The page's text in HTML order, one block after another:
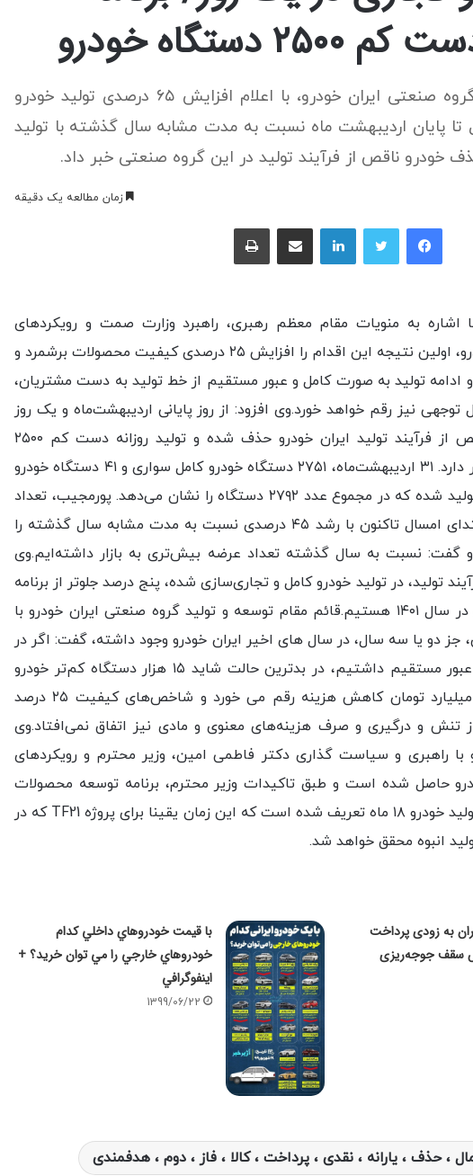
خودرو
قائم مقام توسعه و تولید گروه صنعتی ایران خودرو، با اعلام افزایش ۶۵ درصدی تولید خودرو
تا پایان اردیبهشت ماه نسبت به مدت مشابه سال گذشته با تولید
زمان مطالعه یک دقیقه
فیسبوک لینکداین
اشاره به منویات مقام معظم رهبری، راهبرد وزارت صمت و رویکردهای
مدیرعامل گروه صنعتی ایران‌خودرو، اولین نتیجه این اقدام را افزایش ۲۵ درصدی کیفیت محصولات برشمرد و
تولید به صورت کامل و عبور مستقیم از خط تولید به دست مشتریان،
نیز رقم خواهد خورد.وی افزود: از روز پایانی اردیبهشت‌ماه و یک روز
زودتر از موعد مقرر، خودرو ناقص از فرآیند تولید ایران خودرو حذف شده و تولید روزانه دست کم ۲۵۰۰
دستگاه خودرو در دستور کار قرار دارد. ۳۱ اردیبهشت‌ماه، ۲۷۵۱ دستگاه خودرو کامل سواری و ۴۱ دستگاه خودرو
تجاری سنگین و نیمه سنگین تولید شده که در مجموع عدد ۲۷۹۲ دستگاه را نشان می‌دهد. پورمجیب، تعداد
اسناد صادر شده خودروها از ابتدای امسال تاکنون با رشد ۴۵ درصدی نسبت به مدت مشابه سال گذشته را
کرد و گفت: نسبت به سال گذشته تعداد عرضه بیش‌تری به بازار داشته‌ایم.وی
تولید، در تولید خودرو کامل و تجاری‌سازی شده، پنج درصد جلوتر از برنامه
تولید ۷۲۵ هزار دستگاه سواری در سال ۱۴۰۱ هستیم.قائم مقام توسعه و تولید گروه صنعتی ایران خودرو با
جز دو یا سه سال، در سال های اخیر ایران خودرو وجود داشته، گفت: اگر در
سال ۱۴۰۰ تولید بدون کسری و عبور مستقیم داشتیم، در بدترین حالت شاید ۱۵ هزار دستگاه کم‌تر خودرو
تولید می‌کردیم، اما چهار هزار میلیارد تومان کاهش هزینه رقم می خورد و شاخص‌های کیفیت ۲۵ درصد
و درگیری و صرف هزینه‌های معنوی و مادی نیز اتفاق نمی‌افتاد.وی
با راهبری و سیاست گذاری دکتر فاطمی امین، وزیر محترم و رویکردهای
حاصل شده است و طبق تاکیدات وزیر محترم، برنامه توسعه محصولات
ایران خودرو و فرآیند طراحی تا تولید خودرو ۱۸ ماه تعریف شده است که این زمان یقینا برای پروژه TF21 که در
انبوه محقق خواهد شد.
به زودی پرداخت
سقف جوجه‌ریزی
با قيمت خودروهاي داخلي كدام
خودروهاي خارجي را مي توان خريد؟ +
اينفوگرافي
1399/06/22
، حذف ، یارانه ، نقدی ، پرداخت ، کالا ، فاز ، دوم ، هدفمندی